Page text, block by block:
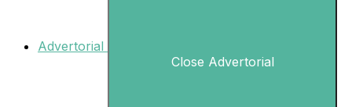
Advertorial
Close Advertorial